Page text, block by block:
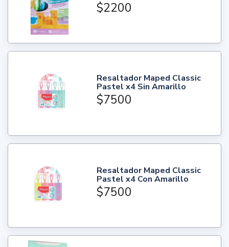
$2200
Resaltador Maped Classic
Pastel x4 Sin Amarillo
$7500
Resaltador Maped Classic
Pastel x4 Con Amarillo
$7500